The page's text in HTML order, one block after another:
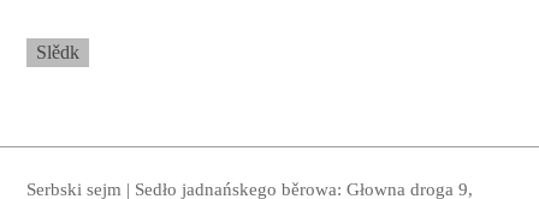
Slědk
Serbski sejm | Sedło jadnańskego běrowa: Głowna droga 9,